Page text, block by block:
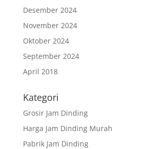
Desember 2024
November 2024
Oktober 2024
September 2024
April 2018
Kategori
Grosir Jam Dinding
Harga Jam Dinding Murah
Pabrik Jam Dinding